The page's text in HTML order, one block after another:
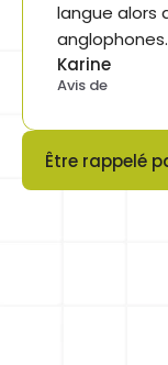
langue alors
Karine
Avis de
Être rappelé